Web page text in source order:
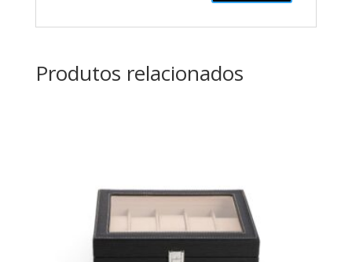
Produtos relacionados